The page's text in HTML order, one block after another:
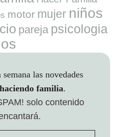
motor mujer niños
pareja psicologia
semana las novedades
haciendo familia.
solo contenido